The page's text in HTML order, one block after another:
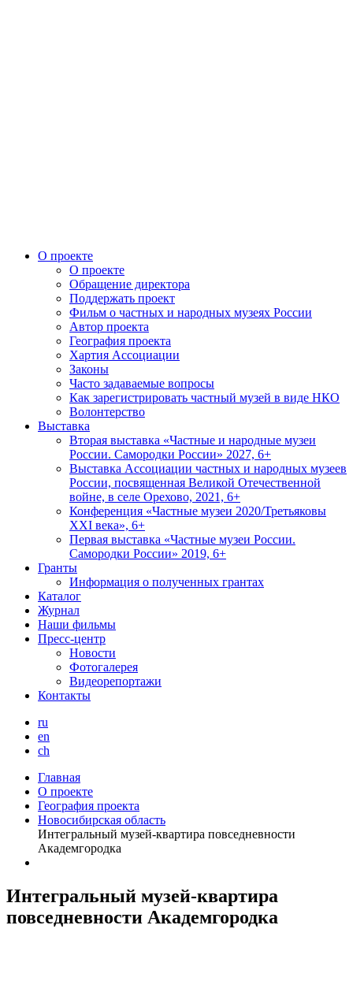
О проекте
О проекте
Обращение директора
Поддержать проект
Фильм о частных и народных музеях России
Автор проекта
География проекта
Хартия Ассоциации
Законы
Часто задаваемые вопросы
Как зарегистрировать частный музей в виде НКО
Волонтерство
Выставка
Вторая выставка «Частные и народные музеи
России. Самородки России» 2027, 6+
Выставка Ассоциации частных и народных музеев
России, посвященная Великой Отечественной
войне, в селе Орехово, 2021, 6+
Конференция «Частные музеи 2020/Третьяковы
XXI века», 6+
Первая выставка «Частные музеи России.
Самородки России» 2019, 6+
Гранты
Информация о полученных грантах
Каталог
Журнал
Наши фильмы
Пресс-центр
Новости
Фотогалерея
Видеорепортажи
Контакты
ru
en
ch
Главная
О проекте
География проекта
Новосибирская область
Интегральный музей-квартира повседневности
Академгородка
Интегральный музей-квартира
повседневности Академгородка